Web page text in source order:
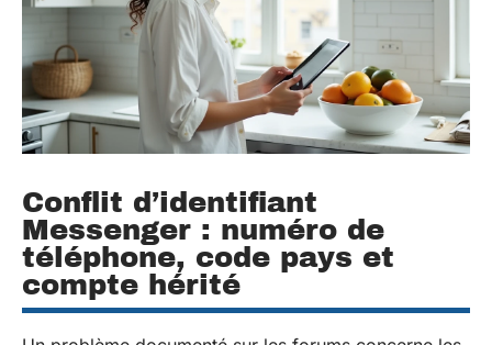
Conflit d’identifiant
Messenger : numéro de
téléphone, code pays et
compte hérité